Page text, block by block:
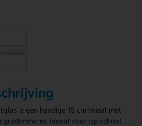
is een handige 15 cm liniaal met
Ideaal voor op school